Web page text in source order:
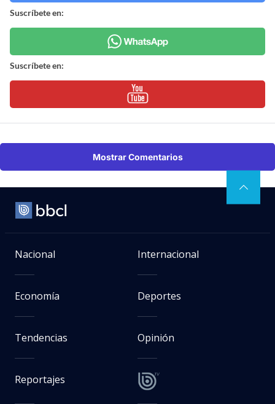
Suscríbete en:
Suscríbete en:
Mostrar Comentarios
Nacional Internacional
Economía Deportes
Tendencias Opinión
Reportajes